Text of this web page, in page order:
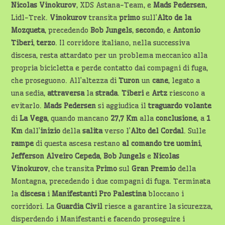
Nicolas Vinokurov, XDS Astana-Team, eMads Pedersen,
Lidl-Trek. Vinokurovtransitaprimo sull’Alto de la
Mozqueta, precedendoBob Jungels,secondo, e Antonio
Tiberi,terzo. Il corridore italiano, nella successiva
discesa, resta attardato per un problema meccanico alla
propria bicicletta e perde contatto dai compagni di fuga,
che proseguono. All’altezza diTuron uncane, legato a
una sedia, attraversalastrada.Tiberie Artz riescono a
evitarlo.Mads Pedersen si aggiudica iltraguardo volante
diLa Vega, quando mancano 27,7 Km allaconclusione, a 1
Km dall’inizio della salitaverso l’Alto del Cordal. Sulle
rampedi questa ascesa restanoal comando tre uomini,
Jefferson Alveiro Cepeda,Bob Jungels eNicolas
Vinokurov, che transitaPrimo sulGran Premio della
Montagna, precedendo i due compagni di fuga. Terminata
ladiscesaiManifestanti Pro Palestinabloccano i
corridori. La Guardia Civil riesce a garantire la sicurezza,
disperdendo i Manifestanti e facendo proseguire i